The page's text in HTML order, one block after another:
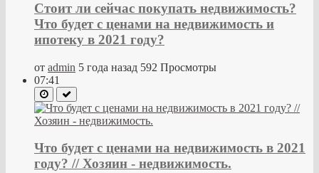
Стоит ли сейчас покупать недвижимость?
Что будет с ценами на недвижимость и
ипотеку в 2021 году?
от admin 5 года назад 592 Просмотры
07:41
Что будет с ценами на недвижимость в 2021
году? // Хозяин - недвижимость.